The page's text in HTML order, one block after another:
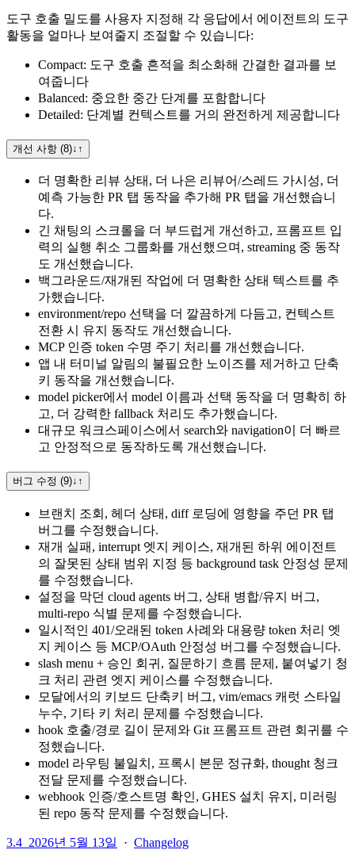
도구 호출 밀도를 사용자 지정해 각 응답에서 에이전트의 도구
활동을 얼마나 보여줄지 조절할 수 있습니다:
Compact: 도구 호출 흔적을 최소화해 간결한 결과를 보
여줍니다
Balanced: 중요한 중간 단계를 포함합니다
Detailed: 단계별 컨텍스트를 거의 완전하게 제공합니다
개선 사항 (8)↓ ↑
더 명확한 리뷰 상태, 더 나은 리뷰어/스레드 가시성, 더
예측 가능한 PR 탭 동작을 추가해 PR 탭을 개선했습니
다.
긴 채팅의 스크롤을 더 부드럽게 개선하고, 프롬프트 입
력의 실행 취소 그룹화를 개선했으며, streaming 중 동작
도 개선했습니다.
백그라운드/재개된 작업에 더 명확한 상태 텍스트를 추
가했습니다.
environment/repo 선택을 더 깔끔하게 다듬고, 컨텍스트
전환 시 유지 동작도 개선했습니다.
MCP 인증 token 수명 주기 처리를 개선했습니다.
앱 내 터미널 알림의 불필요한 노이즈를 제거하고 단축
키 동작을 개선했습니다.
model picker에서 model 이름과 선택 동작을 더 명확히 하
고, 더 강력한 fallback 처리도 추가했습니다.
대규모 워크스페이스에서 search와 navigation이 더 빠르
고 안정적으로 동작하도록 개선했습니다.
버그 수정 (9)↓ ↑
브랜치 조회, 헤더 상태, diff 로딩에 영향을 주던 PR 탭
버그를 수정했습니다.
재개 실패, interrupt 엣지 케이스, 재개된 하위 에이전트
의 잘못된 상태 범위 지정 등 background task 안정성 문제
를 수정했습니다.
설정을 막던 cloud agents 버그, 상태 병합/유지 버그,
multi-repo 식별 문제를 수정했습니다.
일시적인 401/오래된 token 사례와 대용량 token 처리 엣
지 케이스 등 MCP/OAuth 안정성 버그를 수정했습니다.
slash menu + 승인 회귀, 질문하기 흐름 문제, 붙여넣기 청
크 처리 관련 엣지 케이스를 수정했습니다.
모달에서의 키보드 단축키 버그, vim/emacs 캐럿 스타일
누수, 기타 키 처리 문제를 수정했습니다.
hook 호출/경로 길이 문제와 Git 프롬프트 관련 회귀를 수
정했습니다.
model 라우팅 불일치, 프록시 본문 정규화, thought 청크
전달 문제를 수정했습니다.
webhook 인증/호스트명 확인, GHES 설치 유지, 미러링
된 repo 동작 문제를 수정했습니다.
3.4 2026년 5월 13일 · Changelog